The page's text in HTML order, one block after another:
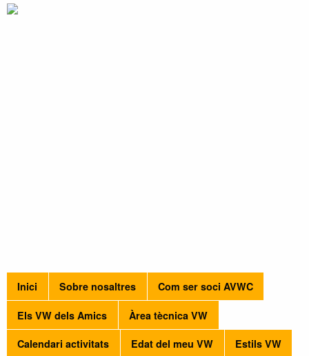
Inici Sobre nosaltres Com ser soci AVWC
Els VW dels Amics Àrea tècnica VW
Calendari activitats Edat del meu VW Estils VW